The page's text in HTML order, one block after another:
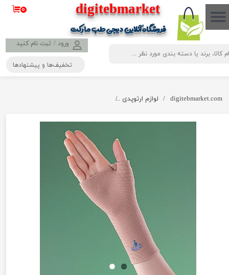
​​​​​​​​digitebmarket
فروشگاه آنلاین دیجی طب مارکت
ورود / ثبت نام کنید
حساب کاربری من
تغییر گذر واژه
۰
تخفیف‌ها و پیشنهادها
digitebmarket.com لوازم ارتوپدی